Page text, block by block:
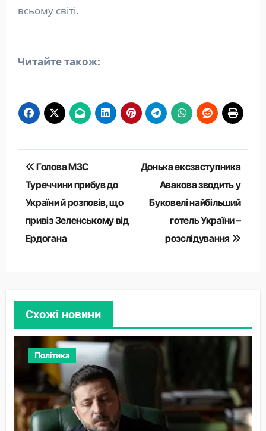
всьому світі.
Читайте також:
Навігація
записів
Голова МЗС
Туреччини прибув до
України й розповів, що
привіз Зеленському від
Ердогана
Донька ексзаступника
Авакова зводить у
Буковелі найбільший
готель України –
розслідування
Схожі новини
Політика